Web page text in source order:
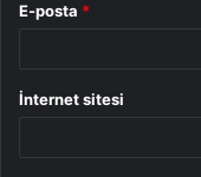
E-posta *
İnternet sitesi